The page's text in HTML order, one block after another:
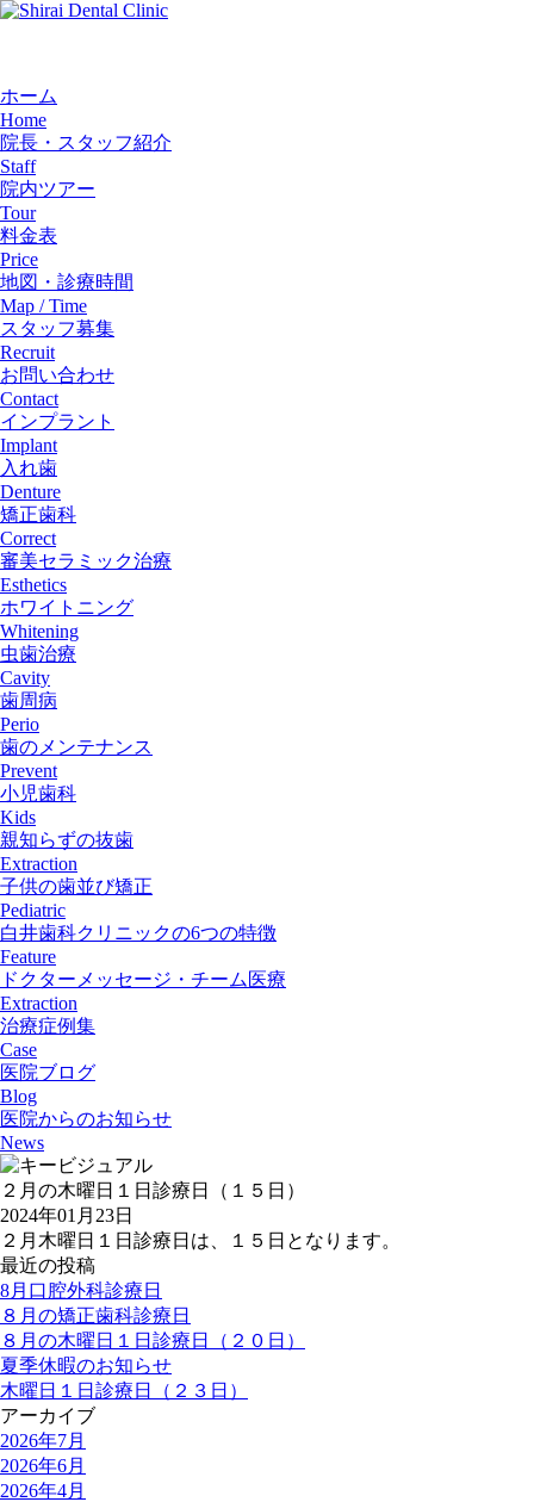
ホーム
Home
院長・スタッフ紹介
Staff
院内ツアー
Tour
料金表
Price
地図・診療時間
Map / Time
スタッフ募集
Recruit
お問い合わせ
Contact
インプラント
Implant
入れ歯
Denture
矯正歯科
Correct
審美セラミック治療
Esthetics
ホワイトニング
Whitening
虫歯治療
Cavity
歯周病
Perio
歯のメンテナンス
Prevent
小児歯科
Kids
親知らずの抜歯
Extraction
子供の歯並び矯正
Pediatric
白井歯科クリニックの6つの特徴
Feature
ドクターメッセージ・チーム医療
Extraction
治療症例集
Case
医院ブログ
Blog
医院からのお知らせ
News
２月の木曜日１日診療日（１５日）
2024年01月23日
２月木曜日１日診療日は、１５日となります。
最近の投稿
8月口腔外科診療日
８月の矯正歯科診療日
８月の木曜日１日診療日（２０日）
夏季休暇のお知らせ
木曜日１日診療日（２３日）
アーカイブ
2026年7月
2026年6月
2026年4月